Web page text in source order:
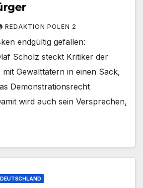
REDAKTION POLEN 2
endgültig gefallen:
Scholz steckt Kritiker der
Gewalttätern in einen Sack,
Demonstrationsrecht
wird auch sein Versprechen,
DEUTSCHLAND